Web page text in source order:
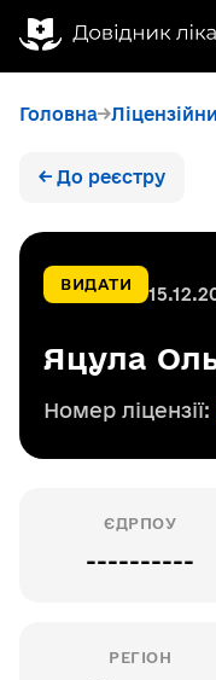
Головна
← До реєстру
ВИДАТИ
Яцула
Номер ліцензії:
ЄДРПОУ
----------
РЕГІОН